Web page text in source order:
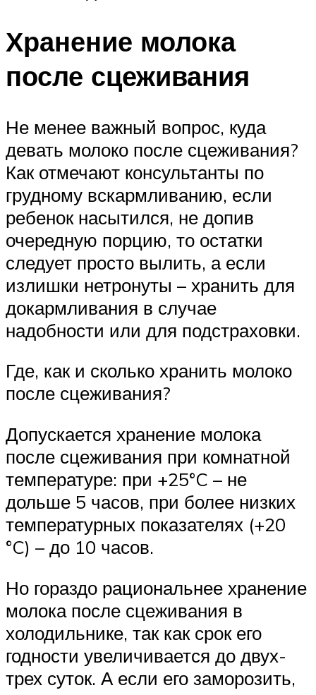
Хранение молока
после сцеживания
Не менее важный вопрос, куда
девать молоко после сцеживания?
Как отмечают консультанты по
грудному вскармливанию, если
ребенок насытился, не допив
очередную порцию, то остатки
следует просто вылить, а если
излишки нетронуты – хранить для
докармливания в случае
надобности или для подстраховки.
Где, как и сколько хранить молоко
после сцеживания?
Допускается хранение молока
после сцеживания при комнатной
температуре: при +25°C – не
дольше 5 часов, при более низких
температурных показателях (+20
°C) – до 10 часов.
Но гораздо рациональнее хранение
молока после сцеживания в
холодильнике, так как срок его
годности увеличивается до двух-
трех суток. А если его заморозить,